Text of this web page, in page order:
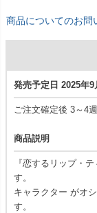
商品についてのお問
発売予定日 2025年9
ご注文確定後 3～4
商品説明
『恋するリップ・
す。
キャラクター がオ
す。